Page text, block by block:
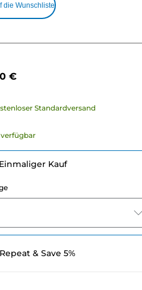
die Wunschliste
€
Standardversand
Einmaliger Kauf
Repeat & Save 5%